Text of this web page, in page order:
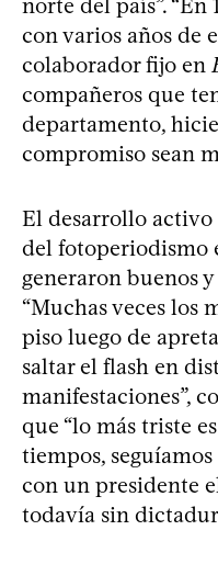
con varios años de
colaborador fijo en
compañeros que
departamento,
compromiso sean
El desarrollo
del fotoperiodismo
generaron buenos
“Muchas veces los
piso luego de
saltar el flash en
manifestaciones”,
que “lo más triste
tiempos,
con un presidente
todavía sin